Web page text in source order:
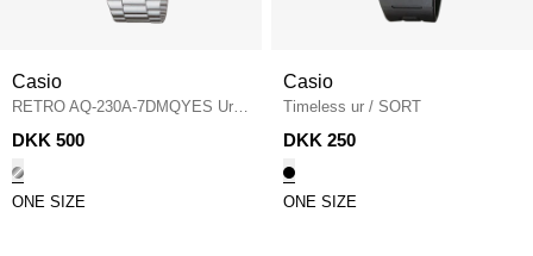
Casio
RETRO AQ-230A-7DMQYES Ure
/ SØLV
DKK 500
ONE SIZE
Casio
Timeless ur / SORT
DKK 250
ONE SIZE